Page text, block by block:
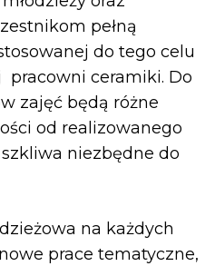
pełną
do tego celu
pracowni ceramiki. Do
zajęć będą różne
od realizowanego
niezbędne do
na każdych
prace tematyczne,